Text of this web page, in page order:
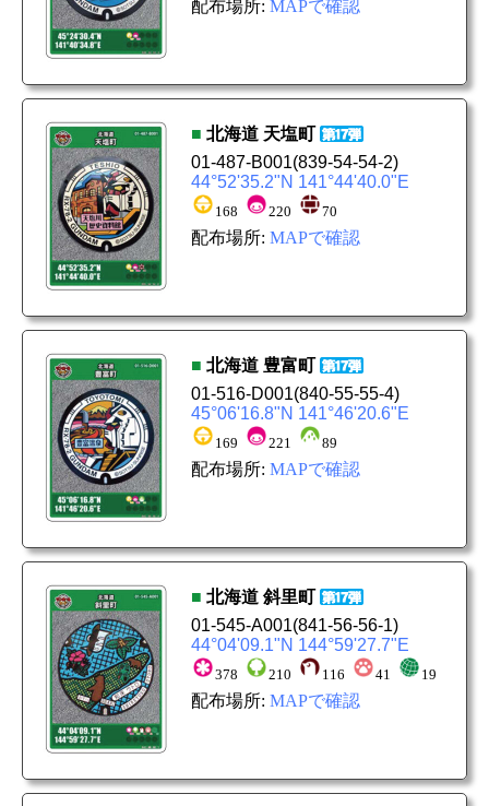
配布場所: MAPで確認
■ 北海道 天塩町
01-487-B001(839-54-54-2)
44°52'35.2"N 141°44'40.0"E
168 220 70
配布場所: MAPで確認
■ 北海道 豊富町
01-516-D001(840-55-55-4)
45°06'16.8"N 141°46'20.6"E
169 221 89
配布場所: MAPで確認
■ 北海道 斜里町
01-545-A001(841-56-56-1)
44°04'09.1"N 144°59'27.7"E
378 210 116 41 19
配布場所: MAPで確認